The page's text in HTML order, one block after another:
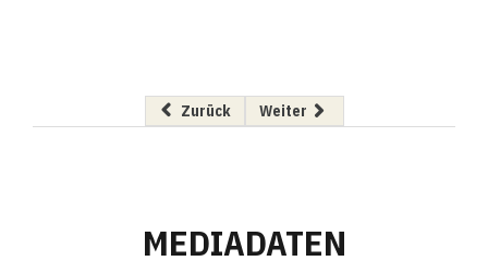
Vorheriger Beitrag: Baukosten auch im März
Zurück Nächster Beitrag: Porr setzt
Weiter
MEDIADATEN